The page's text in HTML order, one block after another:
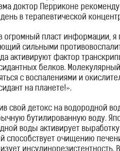
доктор Перриконе
в терапевтической
огромный пласт информации, я
сильными
активируют фактор
белков.
с воспалениями и
на планете!».
свой детокс на водородной
бутилированную воду.
воды активирует
способствует очищению